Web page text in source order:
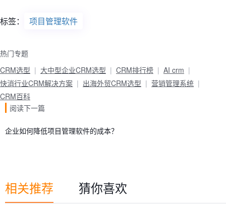
标签： 项目管理软件
热门专题
CRM选型
大中型企业CRM选型 CRM排行榜
AI crm
快消行业CRM解决方案
出海外贸CRM选型
营销管理系统
CRM百科
阅读下一篇
企业如何降低项目管理软件的成本？
相关推荐 猜你喜欢